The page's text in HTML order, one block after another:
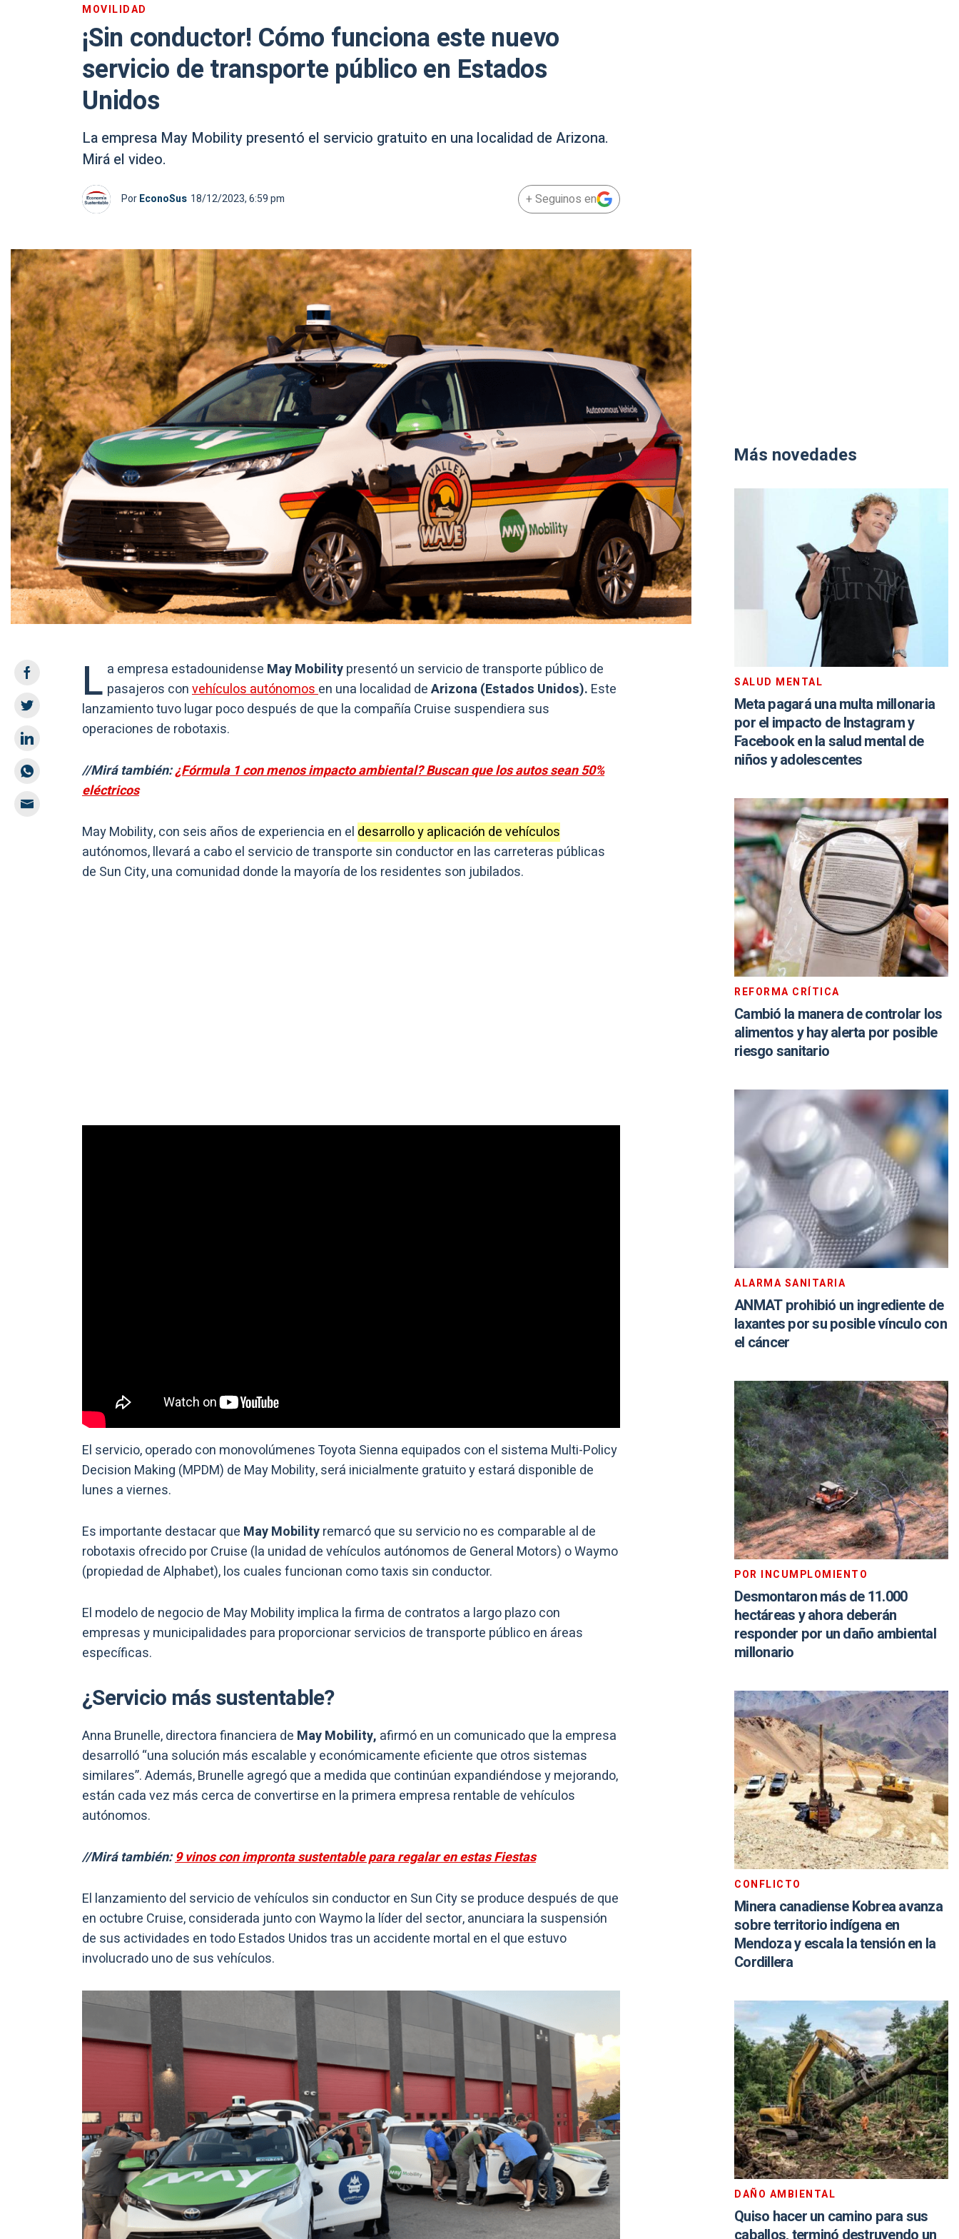
MOVILIDAD
¡Sin conductor! Cómo funciona este nuevo
servicio de transporte público en Estados
Unidos
La empresa May Mobility presentó el servicio gratuito en una localidad de Arizona.
Mirá el video.
PorEconoSus 18/12/2023, 6:59 pm + Seguinos en
L a empresa estadounidense May Mobilitypresentó un servicio de transporte público de
pasajeros convehículos autónomosen una localidad deArizona (Estados Unidos). Este
lanzamiento tuvo lugar poco después de que la compañía Cruise suspendiera sus
operaciones de robotaxis.
//Mirá también:¿Fórmula 1 con menos impacto ambiental? Buscan que los autos sean 50%
eléctricos
May Mobility, con seis años de experiencia en el desarrollo y aplicación de vehículos
autónomos, llevará a cabo el servicio de transporte sin conductor en las carreteras públicas
de Sun City, una comunidad donde la mayoría de los residentes son jubilados.
El servicio, operado con monovolúmenes Toyota Sienna equipados con el sistema Multi-Policy
Decision Making (MPDM) de May Mobility, será inicialmente gratuito y estará disponible de
lunes a viernes.
Es importante destacar que May Mobilityremarcó que su servicio no es comparable al de
robotaxis ofrecido por Cruise (la unidad de vehículos autónomos de General Motors) o Waymo
(propiedad de Alphabet), los cuales funcionan como taxis sin conductor.
El modelo de negocio de May Mobility implica la firma de contratos a largo plazo con
empresas y municipalidades para proporcionar servicios de transporte público en áreas
específicas.
¿Servicio más sustentable?
Anna Brunelle, directora financiera de May Mobility, afirmó en un comunicado que la empresa
desarrolló “una solución más escalable y económicamente eficiente que otros sistemas
similares”. Además, Brunelle agregó que a medida que continúan expandiéndose y mejorando,
están cada vez más cerca de convertirse en la primera empresa rentable de vehículos
autónomos.
//Mirá también:9 vinos con impronta sustentable para regalar en estas Fiestas
El lanzamiento del servicio de vehículos sin conductor en Sun City se produce después de que
en octubre Cruise, considerada junto con Waymo la líder del sector, anunciara la suspensión
de sus actividades en todo Estados Unidos tras un accidente mortal en el que estuvo
involucrado uno de sus vehículos.
Más novedades
SALUD MENTAL
Meta pagará una multa millonaria
por el impacto de Instagram y
Facebook en la salud mental de
niños y adolescentes
REFORMA CRÍTICA
Cambió la manera de controlar los
alimentos y hay alerta por posible
riesgo sanitario
ALARMA SANITARIA
ANMAT prohibió un ingrediente de
laxantes por su posible vínculo con
el cáncer
POR INCUMPLOMIENTO
Desmontaron más de 11.000
hectáreas y ahora deberán
responder por un daño ambiental
millonario
CONFLICTO
Minera canadiense Kobrea avanza
sobre territorio indígena en
Mendoza y escala la tensión en la
Cordillera
DAÑO AMBIENTAL
Quiso hacer un camino para sus